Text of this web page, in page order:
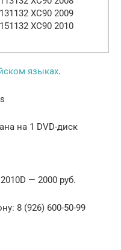
XC90 2009
XC90 2010
языках.
на 1 DVD-диск
— 2000 руб.
8 (926) 600-50-99